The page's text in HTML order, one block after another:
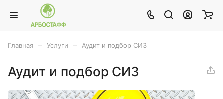
Главная Услуги Аудит и подбор СИЗ
Аудит и подбор СИЗ